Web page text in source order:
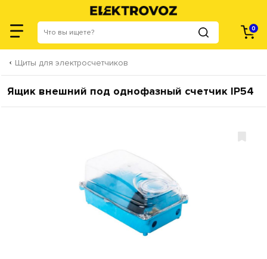
0
Щиты для электросчетчиков
Ящик внешний под однофазный счетчик IP54